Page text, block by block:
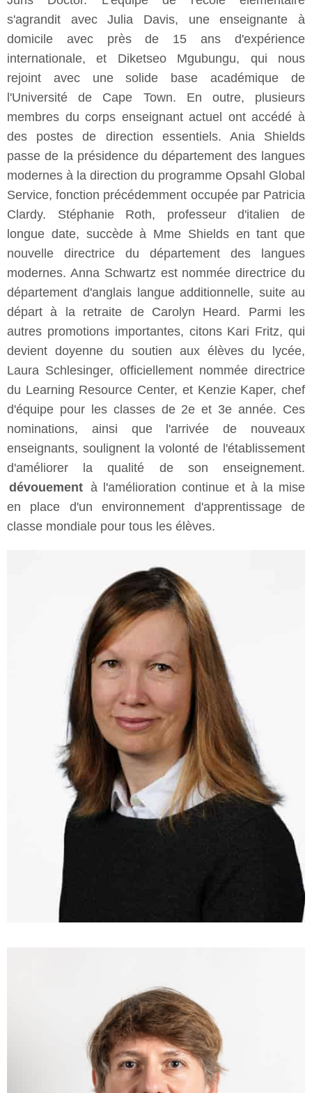
s'agrandit avec Julia Davis, une enseignante à
domicile avec près de 15 ans d'expérience
internationale, et Diketseo Mgubungu, qui nous
rejoint avec une solide base académique de
l'Université de Cape Town. En outre, plusieurs
membres du corps enseignant actuel ont accédé à
des postes de direction essentiels. Ania Shields
passe de la présidence du département des langues
modernes à la direction du programme Opsahl Global
Service, fonction précédemment occupée par Patricia
Clardy. Stéphanie Roth, professeur d'italien de
longue date, succède à Mme Shields en tant que
nouvelle directrice du département des langues
modernes. Anna Schwartz est nommée directrice du
département d'anglais langue additionnelle, suite au
départ à la retraite de Carolyn Heard. Parmi les
autres promotions importantes, citons Kari Fritz, qui
devient doyenne du soutien aux élèves du lycée,
Laura Schlesinger, officiellement nommée directrice
du Learning Resource Center, et Kenzie Kaper, chef
d'équipe pour les classes de 2e et 3e année. Ces
nominations, ainsi que l'arrivée de nouveaux
enseignants, soulignent la volonté de l'établissement
d'améliorer la qualité de son enseignement.
dévouement à l'amélioration continue et à la mise
en place d'un environnement d'apprentissage de
classe mondiale pour tous les élèves.